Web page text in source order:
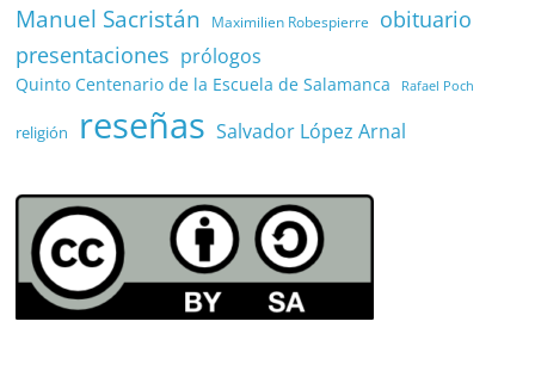
Manuel Sacristán Maximilien Robespierre
obituario
presentaciones prólogos
Quinto Centenario de la Escuela de Salamanca Rafael Poch
religión reseñas Salvador López Arnal